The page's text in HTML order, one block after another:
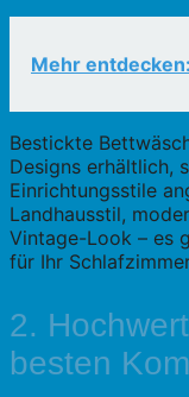
Mehr entdecken:
Bestickte
Designs erhältlich,
Einrichtungsstile
Landhausstil,
Vintage-Look – es
für Ihr
2.
besten